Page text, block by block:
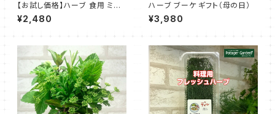
【お試し価格】ハーブ 食用 ミッ
クス 5種セット
¥2,480
ハーブ ブーケ ギフト（母の日）
¥3,980